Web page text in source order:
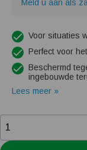
Meld u aan als
Voor situaties
Perfect voor
Beschermd
ingebouwde
Lees meer »